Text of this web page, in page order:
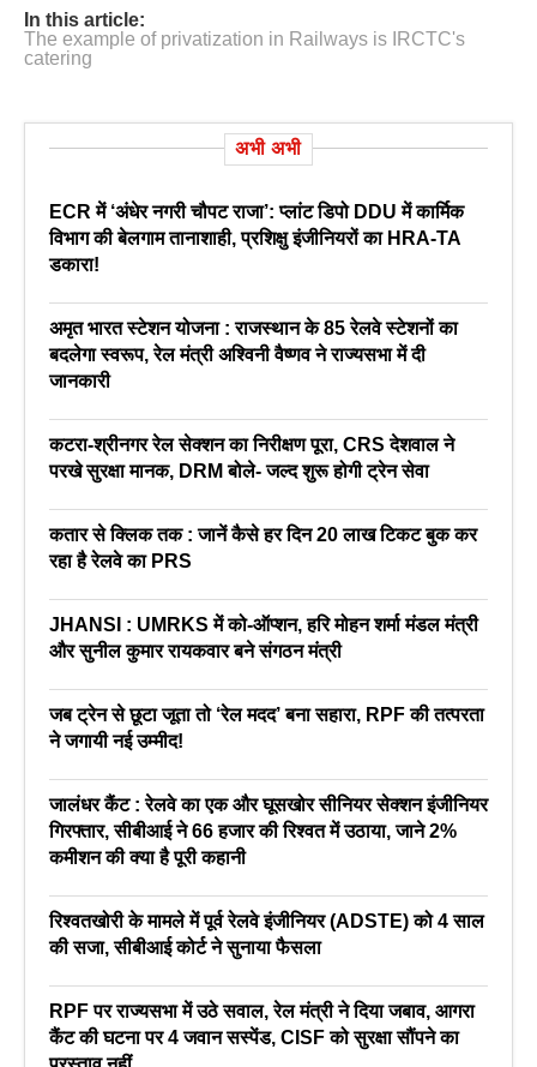
In this article:
The example of privatization in Railways is IRCTC's
catering
अभी अभी
ECR में ‘अंधेर नगरी चौपट राजा’: प्लांट डिपो DDU में कार्मिक
विभाग की बेलगाम तानाशाही, प्रशिक्षु इंजीनियरों का HRA-TA
डकारा!
अमृत भारत स्टेशन योजना : राजस्थान के 85 रेलवे स्टेशनों का
बदलेगा स्वरूप, रेल मंत्री अश्विनी वैष्णव ने राज्यसभा में दी
जानकारी
कटरा-श्रीनगर रेल सेक्शन का निरीक्षण पूरा, CRS देशवाल ने
परखे सुरक्षा मानक, DRM बोले- जल्द शुरू होगी ट्रेन सेवा
कतार से क्लिक तक : जानें कैसे हर दिन 20 लाख टिकट बुक कर
रहा है रेलवे का PRS
JHANSI : UMRKS में को-ऑप्शन, हरि मोहन शर्मा मंडल मंत्री
और सुनील कुमार रायकवार बने संगठन मंत्री
जब ट्रेन से छूटा जूता तो ‘रेल मदद’ बना सहारा, RPF की तत्परता
ने जगायी नई उम्मीद!
जालंधर कैंट : रेलवे का एक और घूसखोर सीनियर सेक्शन इंजीनियर
गिरफ्तार, सीबीआई ने 66 हजार की रिश्वत में उठाया, जाने 2%
कमीशन की क्या है पूरी कहानी
रिश्वतखोरी के मामले में पूर्व रेलवे इंजीनियर (ADSTE) को 4 साल
की सजा, सीबीआई कोर्ट ने सुनाया फैसला
RPF पर राज्यसभा में उठे सवाल, रेल मंत्री ने दिया जबाव, आगरा
कैंट की घटना पर 4 जवान सस्पेंड, CISF को सुरक्षा सौंपने का